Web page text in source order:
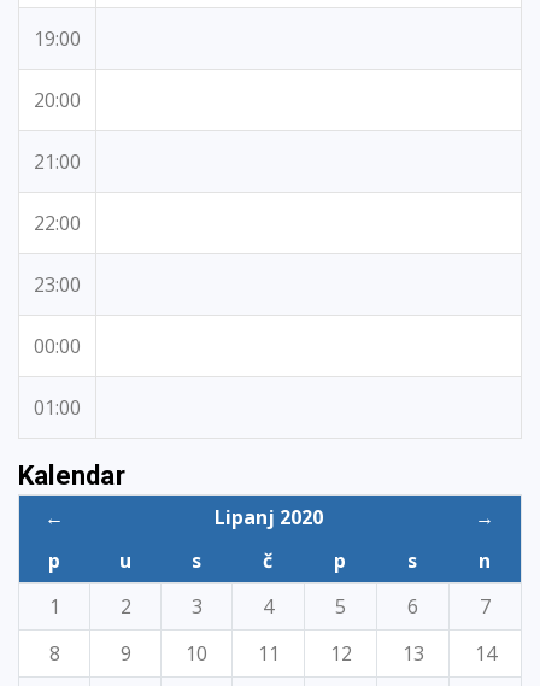
19:00
20:00
21:00
22:00
23:00
00:00
01:00
Kalendar
← Lipanj 2020
→
p
u s č p s
n
1
2 3 4 5 6
7
8
9 10 11 12 13
14